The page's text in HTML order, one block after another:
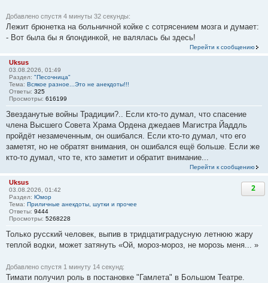
Добавлено спустя 4 минуты 32 секунды:
Лежит брюнетка на больничной койке с сотрясением мозга и думает:
- Вот была бы я блондинкой, не валялась бы здесь!
Перейти к сообщению
Uksus
03.08.2026, 01:49
Раздел: "Песочница"
Тема: Всякое разное...Это не анекдоты!!!
Ответы: 325
Просмотры: 616199
Звезданутые войны Традиции?.. Если кто-то думал, что спасение
члена Высшего Совета Храма Ордена джедаев Магистра Йаддль
пройдёт незамеченным, он ошибался. Если кто-то думал, что его
заметят, но не обратят внимания, он ошибался ещё больше. Если же
кто-то думал, что те, кто заметит и обратит внимание...
Перейти к сообщению
Uksus
03.08.2026, 01:42
Раздел: Юмор
Тема: Приличные анекдоты, шутки и прочее
Ответы: 9444
Просмотры: 5268228
2
Только русский человек, выпив в тридцатиградусную летнюю жару
теплой водки, может затянуть «Ой, мороз-мороз, не морозь меня... »
Добавлено спустя 1 минуту 14 секунд:
Тимати получил роль в постановке "Гамлета" в Большом Театре.